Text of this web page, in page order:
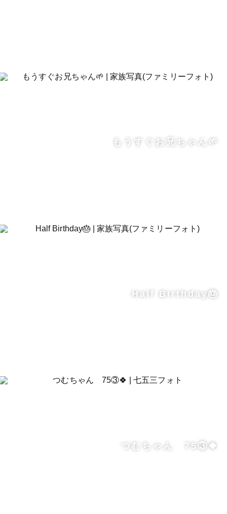
もうすぐお兄ちゃん🌱
Half Birthday🎂
つむちゃん 75③🍀